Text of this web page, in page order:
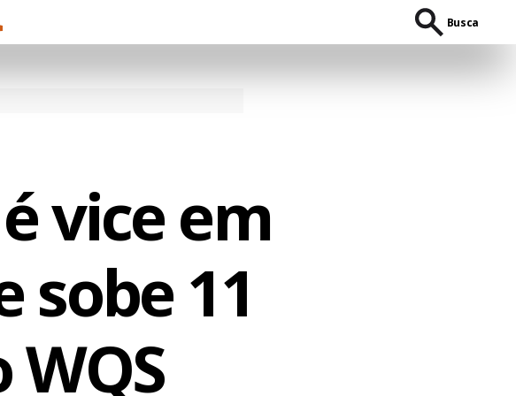
Busca
vice em
sobe 11
WQS